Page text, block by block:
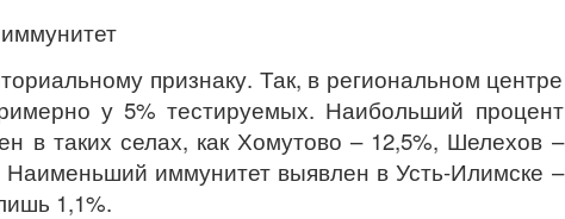
признаку. Так, в региональном центре
у 5% тестируемых. Наибольший процент
в таких селах, как Хомутово – 12,5%, Шелехов –
Наименьший иммунитет выявлен в Усть-Илимске –
1,1%.